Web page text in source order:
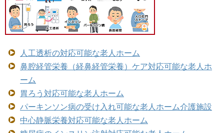
人工透析の対応可能な老人ホーム
鼻腔経管栄養（経鼻経管栄養）ケア対応可能な老人ホ
ーム
胃ろう対応可能な老人ホーム
パーキンソン病の受け入れ可能な老人ホーム介護施設
中心静脈栄養対応可能な老人ホーム